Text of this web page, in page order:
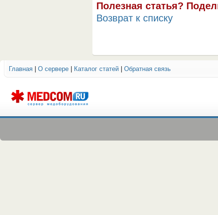
Полезная статья?
Возврат к списку
Главная О сервере Каталог статей Обратная связь